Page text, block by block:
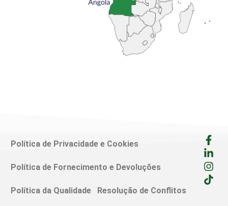
Política de Privacidade e Cookies
Política de Fornecimento e Devoluções
Política da Qualidade Resolução de Conflitos